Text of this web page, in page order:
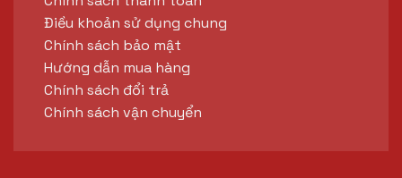
Điều khoản sử dụng chung
Chính sách bảo mật
Hướng dẫn mua hàng
Chính sách đổi trả
Chính sách vận chuyển